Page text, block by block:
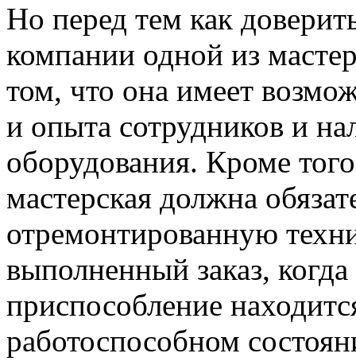
Но перед тем как
компании одной из
том, что она имеет
и опыта сотрудников и
оборудования. Кроме
мастерская должна
отремонтированную
выполненный заказ,
приспособление
работоспособном